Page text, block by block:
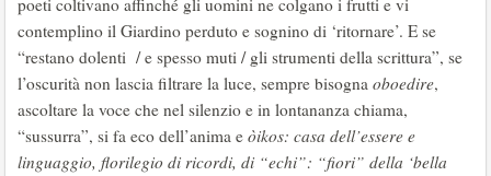
poeti coltivano affinché gli uomini ne colgano i frutti e vi
contemplino il Giardino perduto e sognino di ‘ritornare’. E se
“restano dolenti / e spesso muti / gli strumenti della scrittura”, se
l’oscurità non lascia filtrare la luce, sempre bisogna oboedire,
ascoltare la voce che nel silenzio e in lontananza chiama,
“sussurra”, si fa eco dell’anima e òikos: casa dell’essere e
linguaggio, florilegio di ricordi, di “echi”: “fiori” della ‘bella